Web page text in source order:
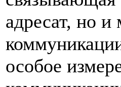
адресат, но и
особое